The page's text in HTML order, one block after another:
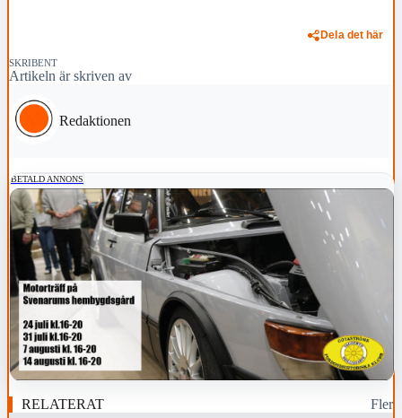
Dela det här
SKRIBENT
Artikeln är skriven av
Redaktionen
BETALD ANNONS
RELATERAT Fler